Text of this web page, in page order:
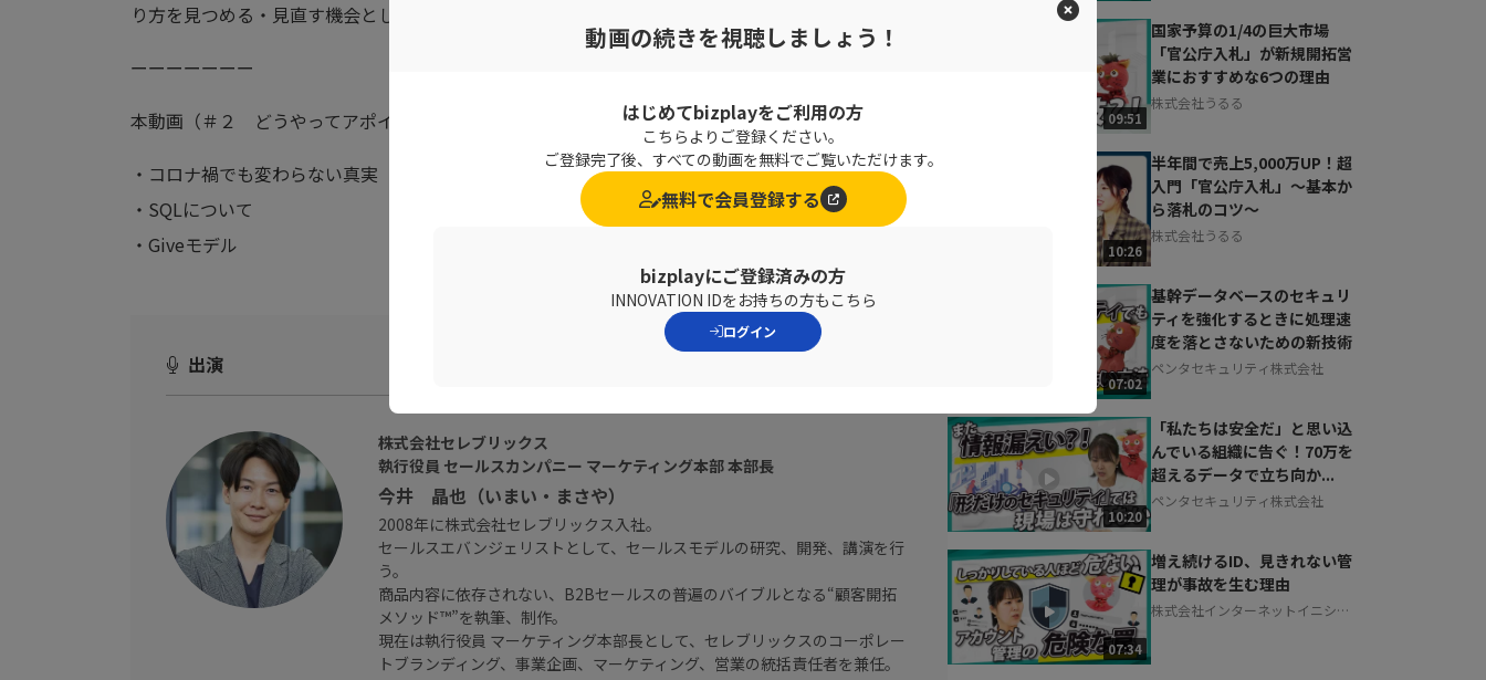
り方を見つめる・見直す機会としても是非ご視聴ください。
ーーーーーーー
本動画（＃２ どうやってアポイントを取るか）では、以下のようなお話をいただきました。
・コロナ禍でも変わらない真実
・SQLについて
・Giveモデル
出演
株式会社セレブリックス
執行役員 セールスカンパニー マーケティング本部 本部長
今井 晶也（いまい・まさや）
2008年に株式会社セレブリックス入社。
セールスエバンジェリストとして、セールスモデルの研究、開発、講演を行
う。
商品内容に依存されない、B2Bセールスの普遍のバイブルとなる“顧客開拓
メソッド™”を執筆、制作。
現在は執行役員 マーケティング本部長として、セレブリックスのコーポレー
トブランディング、事業企画、マーケティング、営業の統括責任者を兼任。
09:51
国家予算の1/4の巨大市場
「官公庁入札」が新規開拓営
業におすすめな6つの理由
株式会社うるる
10:26
半年間で売上5,000万UP！超
入門「官公庁入札」～基本か
ら落札のコツ～
株式会社うるる
07:02
基幹データベースのセキュリ
ティを強化するときに処理速
度を落とさないための新技術
ペンタセキュリティ株式会社
10:20
「私たちは安全だ」と思い込
んでいる組織に告ぐ！70万を
超えるデータで立ち向か...
ペンタセキュリティ株式会社
07:34
増え続けるID、見きれない管
理が事故を生む理由
株式会社インターネットイニシア
動画の続きを視聴しましょう！
はじめてbizplayをご利用の方
こちらよりご登録ください。
ご登録完了後、すべての動画を無料でご覧いただけます。
無料で会員登録する
bizplayにご登録済みの方
INNOVATION IDをお持ちの方もこちら
ログイン